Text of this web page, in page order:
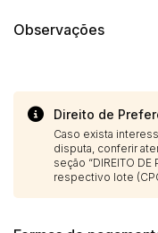
Observações
Direito de
Caso exista
disputa, conferir
seção “DIREITO
respectivo lote